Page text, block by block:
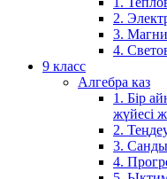
2.
3.
4.
9 класс
Алгебра каз
1. Бір
жүйесі
2.
3.
4.